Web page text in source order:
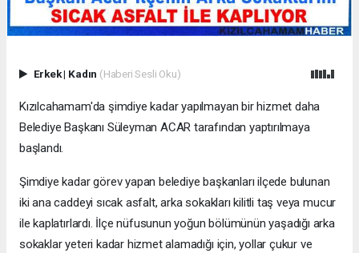
Erkek| Kadın (Haberi Sesli Oku)
Kızılcahamam'da şimdiye kadar yapılmayan bir hizmet daha
Belediye Başkanı Süleyman ACAR tarafından yaptırılmaya
başlandı.
Şimdiye kadar görev yapan belediye başkanları ilçede bulunan
iki ana caddeyi sıcak asfalt, arka sokakları kilitli taş veya mucur
ile kaplatırlardı. İlçe nüfusunun yoğun bölümünün yaşadığı arka
sokaklar yeteri kadar hizmet alamadığı için, yollar çukur ve